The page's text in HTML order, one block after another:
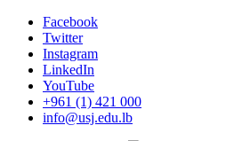
Facebook
Twitter
Instagram
LinkedIn
YouTube
+961 (1) 421 000
info@usj.edu.lb